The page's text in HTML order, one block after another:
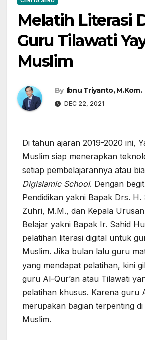
Melatih Literasi
Guru Tilawati
Muslim
By Ibnu Triyanto, M.Kom.
DEC 22, 2021
Di tahun ajaran 2019-2020 ini,
Muslim siap menerapkan
setiap pembelajarannya atau
Digislamic School. Dengan
Pendidikan yakni Bapak Drs. H.
Zuhri, M.M., dan Kepala
Belajar yakni Bapak Ir. Sahid
pelatihan literasi digital untuk
Muslim. Jika bulan lalu guru
yang mendapat pelatihan, kini
guru Al-Qur’an atau Tilawati
pelatihan khusus. Karena guru
merupakan bagian terpenting
Muslim.